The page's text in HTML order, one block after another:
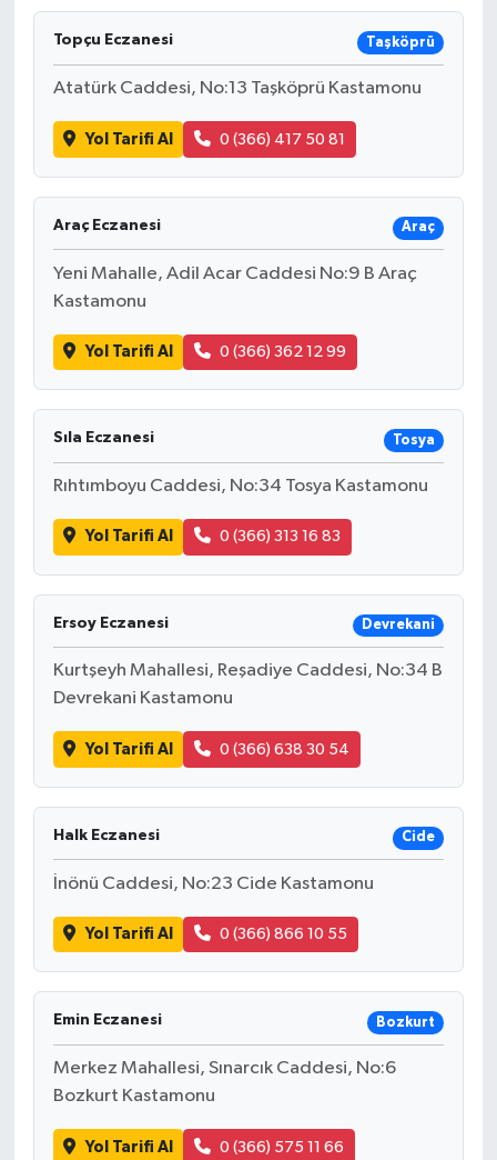
Topçu Eczanesi Taşköprü
Atatürk Caddesi, No:13 Taşköprü Kastamonu
Yol Tarifi Al 0 (366) 417 50 81
Araç Eczanesi Araç
Yeni Mahalle, Adil Acar Caddesi No:9 B Araç
Kastamonu
Yol Tarifi Al 0 (366) 362 12 99
Sıla Eczanesi Tosya
Rıhtımboyu Caddesi, No:34 Tosya Kastamonu
Yol Tarifi Al 0 (366) 313 16 83
Ersoy Eczanesi Devrekani
Kurtşeyh Mahallesi, Reşadiye Caddesi, No:34 B
Devrekani Kastamonu
Yol Tarifi Al 0 (366) 638 30 54
Halk Eczanesi Cide
İnönü Caddesi, No:23 Cide Kastamonu
Yol Tarifi Al 0 (366) 866 10 55
Emin Eczanesi Bozkurt
Merkez Mahallesi, Sınarcık Caddesi, No:6
Bozkurt Kastamonu
Yol Tarifi Al 0 (366) 575 11 66